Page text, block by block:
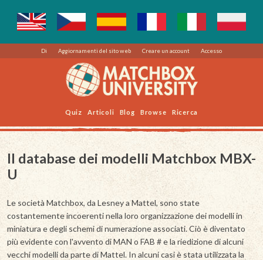
Di Aggiornamenti del sito web Creare un account Accesso
Quiz Articoli Blog Browse Ricerca
Il database dei modelli Matchbox MBX-
U
Le società Matchbox, da Lesney a Mattel, sono state
costantemente incoerenti nella loro organizzazione dei modelli in
miniatura e degli schemi di numerazione associati. Ciò è diventato
più evidente con l'avvento di MAN o FAB # e la riedizione di alcuni
vecchi modelli da parte di Mattel. In alcuni casi è stata utilizzata la